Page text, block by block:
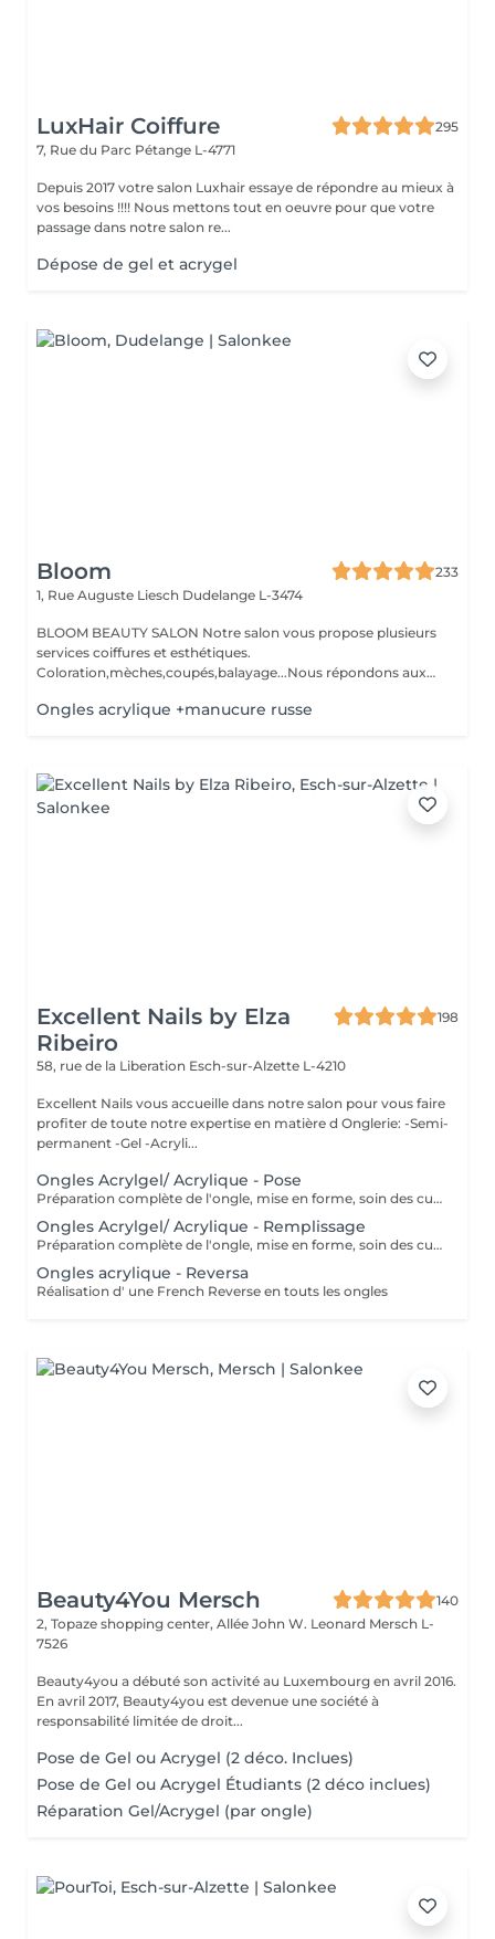
LuxHair Coiffure
295
7, Rue du Parc Pétange L-4771
Depuis 2017 votre salon Luxhair essaye de répondre au mieux à
vos besoins !!!! Nous mettons tout en oeuvre pour que votre
passage dans notre salon re...
Dépose de gel et acrygel
Bloom
233
1, Rue Auguste Liesch Dudelange L-3474
BLOOM BEAUTY SALON Notre salon vous propose plusieurs
services coiffures et esthétiques.
Coloration,mèches,coupés,balayage...Nous répondons aux
Ongles acrylique +manucure russe
Excellent Nails by Elza
Ribeiro
198
58, rue de la Liberation Esch-sur-Alzette L-4210
Excellent Nails vous accueille dans notre salon pour vous faire
profiter de toute notre expertise en matière d Onglerie: -Semi-
permanent -Gel -Acryli...
Ongles Acrylgel/ Acrylique - Pose
Préparation complète de l'ongle, mise en forme, soin des cuticules et pose acrylique avec la couleur de votre choix.
Ongles Acrylgel/ Acrylique - Remplissage
Préparation complète de l'ongle, mise en forme, soin des cuticules et remplissage acrylique avec la couleur de votre choix.
Ongles acrylique - Reversa
Réalisation d' une French Reverse en touts les ongles
Beauty4You Mersch
140
2, Topaze shopping center, Allée John W. Leonard Mersch L-
7526
Beauty4you a débuté son activité au Luxembourg en avril 2016.
En avril 2017, Beauty4you est devenue une société à
responsabilité limitée de droit...
Pose de Gel ou Acrygel (2 déco. Inclues)
Pose de Gel ou Acrygel Étudiants (2 déco inclues)
Réparation Gel/Acrygel (par ongle)